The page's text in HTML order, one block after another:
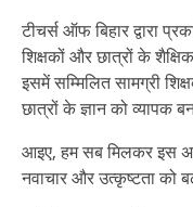
टीचर्स ऑफ बिहार द्वारा
शिक्षकों और छात्रों के
इसमें सम्मिलित सामग्री
छात्रों के ज्ञान को व्यापक
आइए, हम सब मिलकर इस
नवाचार और उत्कृष्टता को